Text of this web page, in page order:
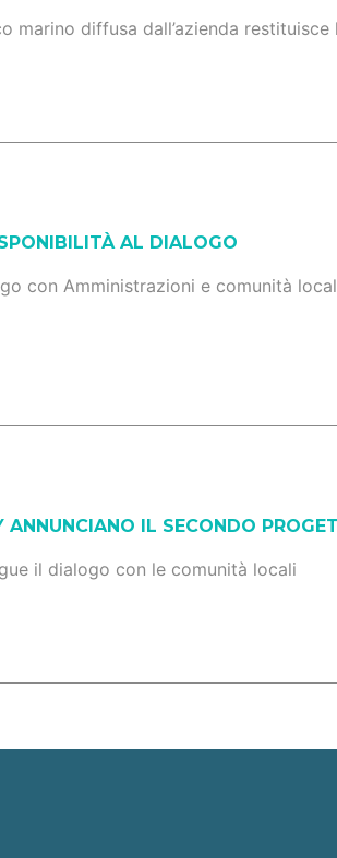
diffusa dall’azienda
AL DIALOGO
con Amministrazioni e comunità
ANNUNCIANO IL SECONDO
il dialogo con le comunità locali